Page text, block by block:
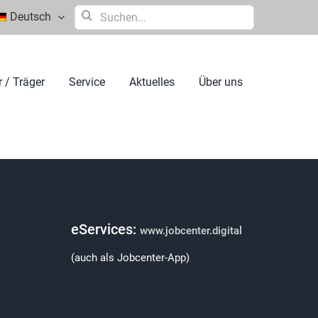
Deutsch
Suche
nach:
/ Träger Service Aktuelles Über uns
eServices: www.jobcenter.digital
(auch als Jobcenter-App)